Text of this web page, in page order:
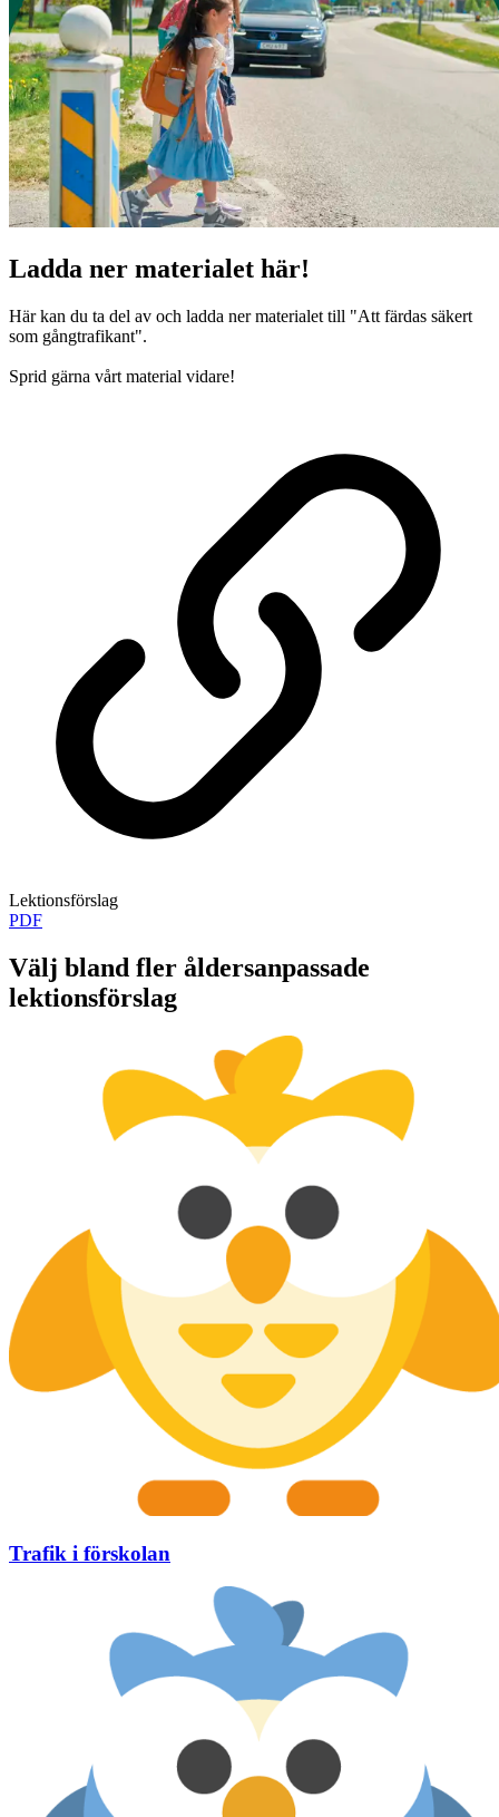
Ladda ner materialet här!
Här kan du ta del av och ladda ner materialet till "Att färdas säkert
som gångtrafikant".
Sprid gärna vårt material vidare!
Lektionsförslag
PDF
Välj bland fler åldersanpassade
lektionsförslag
Trafik i förskolan